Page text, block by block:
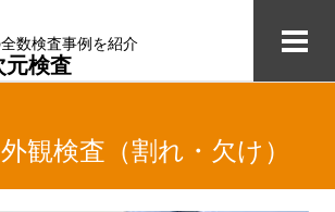
数検査事例を紹介
元検査
観検査（割れ・欠け）